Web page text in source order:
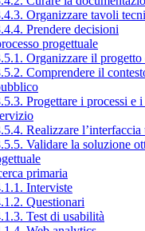
Organizzare tavoli
Prendere decisioni
progettuale
Organizzare il progetto
Comprendere il
Progettare i processi e i
Realizzare
Validare la soluzione
primaria
Interviste
Questionari
Test di usabilità